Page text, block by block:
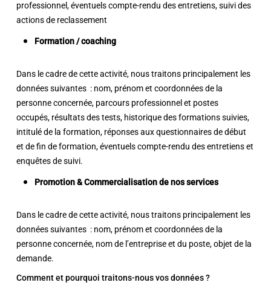
professionnel, éventuels compte-rendu des entretiens, suivi des
actions de reclassement
Formation / coaching
Dans le cadre de cette activité, nous traitons principalement les
données suivantes : nom, prénom et coordonnées de la
personne concernée, parcours professionnel et postes
occupés, résultats des tests, historique des formations suivies,
intitulé de la formation, réponses aux questionnaires de début
et de fin de formation, éventuels compte-rendu des entretiens et
enquêtes de suivi.
Promotion & Commercialisation de nos services
Dans le cadre de cette activité, nous traitons principalement les
données suivantes : nom, prénom et coordonnées de la
personne concernée, nom de l’entreprise et du poste, objet de la
demande.
Comment et pourquoi traitons-nous vos données ?